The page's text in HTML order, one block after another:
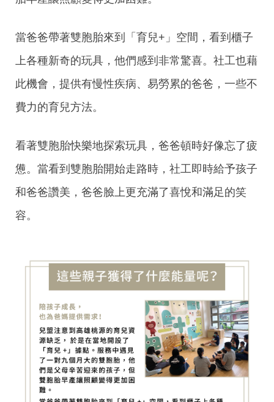
當爸爸帶著雙胞胎來到「育兒+」空間，看到櫃子
上各種新奇的玩具，他們感到非常驚喜。社工也藉
此機會，提供有慢性疾病、易勞累的爸爸，一些不
費力的育兒方法。
看著雙胞胎快樂地探索玩具，爸爸頓時好像忘了疲
憊。當看到雙胞胎開始走路時，社工即時給予孩子
和爸爸讚美，爸爸臉上更充滿了喜悅和滿足的笑
容。